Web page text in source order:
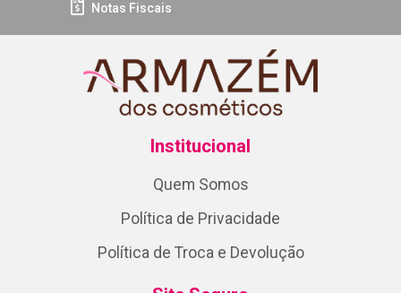
Notas Fiscais
Institucional
Quem Somos
Política de Privacidade
Política de Troca e Devolução